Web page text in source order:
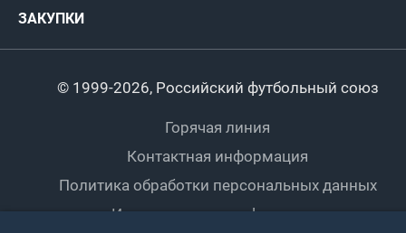
Турниры клубов
Регионы
Пляжный
Футбольное двоеборье
Любители
Спортшколы
Дети
Ветераны
ЗАКУПКИ
© 1999-2026, Российский футбольный союз
Горячая линия
Контактная информация
Политика обработки персональных данных
Использование информации